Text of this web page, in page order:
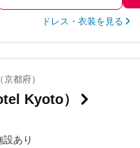
ドレス・衣装を見る
都府）
Kyoto）
設あり